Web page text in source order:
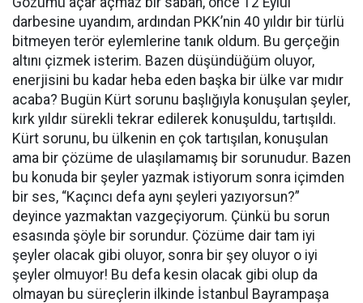
darbesine uyandım, ardından PKK’nin 40 yıldır bir türlü
bitmeyen terör eylemlerine tanık oldum. Bu gerçeğin
altını çizmek isterim. Bazen düşündüğüm oluyor,
enerjisini bu kadar heba eden başka bir ülke var mıdır
acaba? Bugün Kürt sorunu başlığıyla konuşulan şeyler,
kırk yıldır sürekli tekrar edilerek konuşuldu, tartışıldı.
Kürt sorunu, bu ülkenin en çok tartışılan, konuşulan
ama bir çözüme de ulaşılamamış bir sorunudur. Bazen
bu konuda bir şeyler yazmak istiyorum sonra içimden
bir ses, “Kaçıncı defa aynı şeyleri yazıyorsun?”
deyince yazmaktan vazgeçiyorum. Çünkü bu sorun
esasında şöyle bir sorundur. Çözüme dair tam iyi
şeyler olacak gibi oluyor, sonra bir şey oluyor o iyi
şeyler olmuyor! Bu defa kesin olacak gibi olup da
olmayan bu süreçlerin ilkinde İstanbul Bayrampaşa